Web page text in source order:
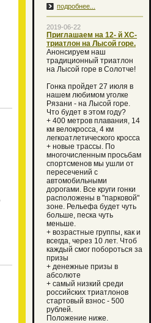
подробнее...
2019-06-22
Приглашаем на 12- й XC-
триатлон на Лысой горе.
Анонсируем наш
традиционный триатлон
на Лысой горе в Солотче!
Гонка пройдет 27 июля в
нашем любимом уголке
Рязани - на Лысой горе.
Что будет в этом году?
+ 400 метров плавания, 14
км велокросса, 4 км
легкоатлетического кросса
+ новые трассы. По
многочисленным просьбам
спортсменов мы ушли от
пересечений с
автомобильными
дорогами. Все круги гонки
расположены в "парковой"
зоне. Рельефа будет чуть
больше, песка чуть
меньше.
+ возрастные группы, как и
всегда, через 10 лет. Чтоб
каждый смог побороться за
призы
+ денежные призы в
абсолюте
+ самый низкий среди
российских триатлонов
стартовый взнос - 500
рублей.
Положение ниже.